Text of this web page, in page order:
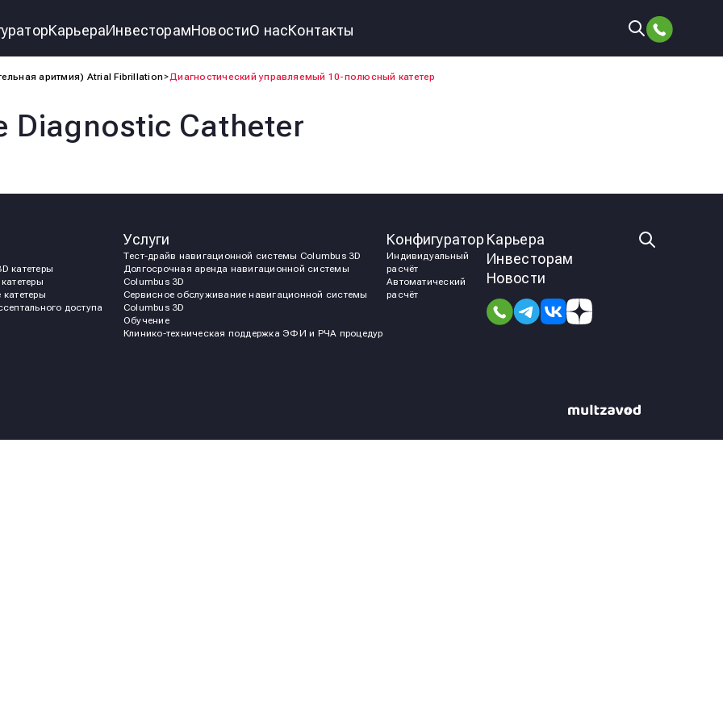
КарьераИнвесторамНовостиО насКонтакты
аритмия) Atrial Fibrillation Диагностический управляемый 10-полюсный катетер
Diagnostic Catheter
катетеры
доступа
Услуги
Тест-драйв навигационной системы Сolumbus 3D
Долгосрочная аренда навигационной системы
Сolumbus 3D
Сервисное обслуживание навигационной системы
Сolumbus 3D
Обучение
Клинико-техническая поддержка ЭФИ и РЧА процедур
Конфигуратор
Индивидуальный
расчёт
Автоматический
расчёт
Карьера
Инвесторам
Новости